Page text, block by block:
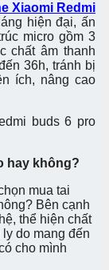
Xiaomi Redmi
hiện đại, ấn
micro gồm 3
chất âm thanh
36h, tránh bị
ích, nâng cao
hay không?
mua tai
Bên cạnh
thể hiện chất
do mang đến
cho mình